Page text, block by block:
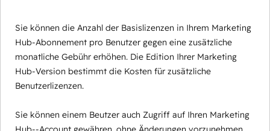
Sie können die Anzahl der Basislizenzen in Ihrem Marketing
Hub-Abonnement pro Benutzer gegen eine zusätzliche
monatliche Gebühr erhöhen. Die Edition Ihrer Marketing
Hub-Version bestimmt die Kosten für zusätzliche
Benutzerlizenzen.
Sie können einem Beutzer auch Zugriff auf Ihren Marketing